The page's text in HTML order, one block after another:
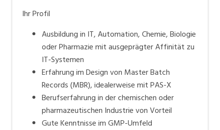
Ihr Profil
Ausbildung in IT, Automation, Chemie, Biologie
oder Pharmazie mit ausgeprägter Affinität zu
IT-Systemen
Erfahrung im Design von Master Batch
Records (MBR), idealerweise mit PAS-X
Berufserfahrung in der chemischen oder
pharmazeutischen Industrie von Vorteil
Gute Kenntnisse im GMP-Umfeld